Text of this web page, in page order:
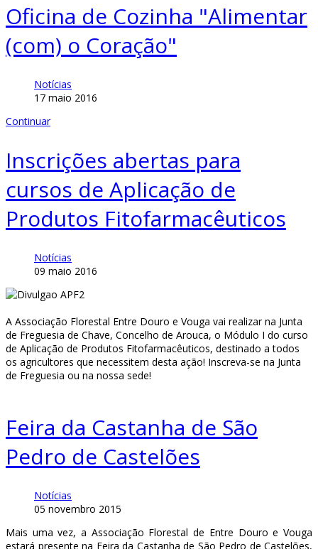
Oficina de Cozinha "Alimentar
(com) o Coração"
Notícias
17 maio 2016
Continuar
Inscrições abertas para
cursos de Aplicação de
Produtos Fitofarmacêuticos
Notícias
09 maio 2016
A Associação Florestal Entre Douro e Vouga vai realizar na Junta
de Freguesia de Chave, Concelho de Arouca, o Módulo I do curso
de Aplicação de Produtos Fitofarmacêuticos, destinado a todos
os agricultores que necessitem desta ação! Inscreva-se na Junta
de Freguesia ou na nossa sede!
Feira da Castanha de São
Pedro de Castelões
Notícias
05 novembro 2015
Mais uma vez, a Associação Florestal de Entre Douro e Vouga
estará presente na Feira da Castanha de São Pedro de Castelões,